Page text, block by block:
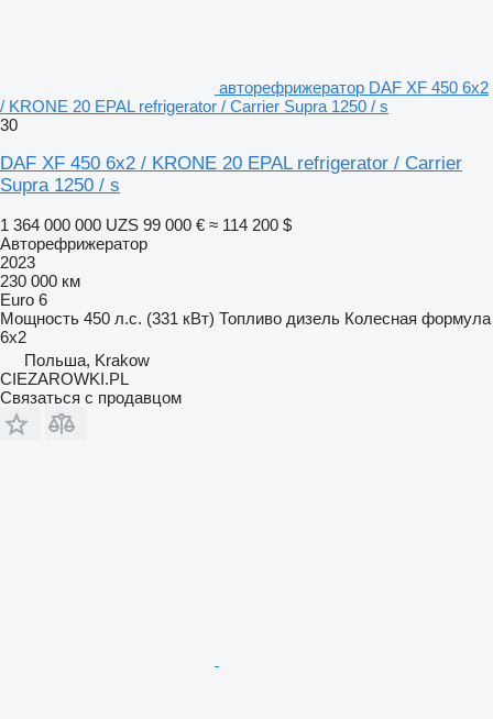
авторефрижератор DAF XF 450 6x2
/ KRONE 20 EPAL refrigerator / Carrier Supra 1250 / s
30
DAF XF 450 6x2 / KRONE 20 EPAL refrigerator / Carrier
Supra 1250 / s
1 364 000 000 UZS 99 000 € ≈ 114 200 $
Авторефрижератор
2023
230 000 км
Euro 6
Мощность 450 л.с. (331 кВт) Топливо дизель Колесная формула
6x2
Польша, Krakow
CIEZAROWKI.PL
Связаться с продавцом